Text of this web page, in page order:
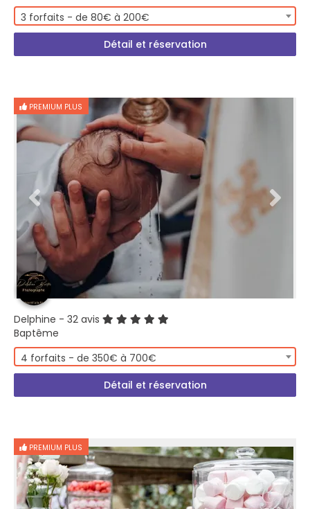
3 forfaits - de 80€ à 200€
Détail et réservation
PREMIUM PLUS
Delphine - 32 avis
Baptême
4 forfaits - de 350€ à 700€
Détail et réservation
PREMIUM PLUS